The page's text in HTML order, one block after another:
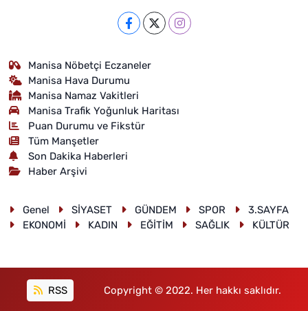
Manisa Nöbetçi Eczaneler
Manisa Hava Durumu
Manisa Namaz Vakitleri
Manisa Trafik Yoğunluk Haritası
Puan Durumu ve Fikstür
Tüm Manşetler
Son Dakika Haberleri
Haber Arşivi
Genel SİYASET GÜNDEM SPOR
3.SAYFA
EKONOMİ
KADIN EĞİTİM SAĞLIK KÜLTÜR
RSS Copyright © 2022. Her hakkı saklıdır.